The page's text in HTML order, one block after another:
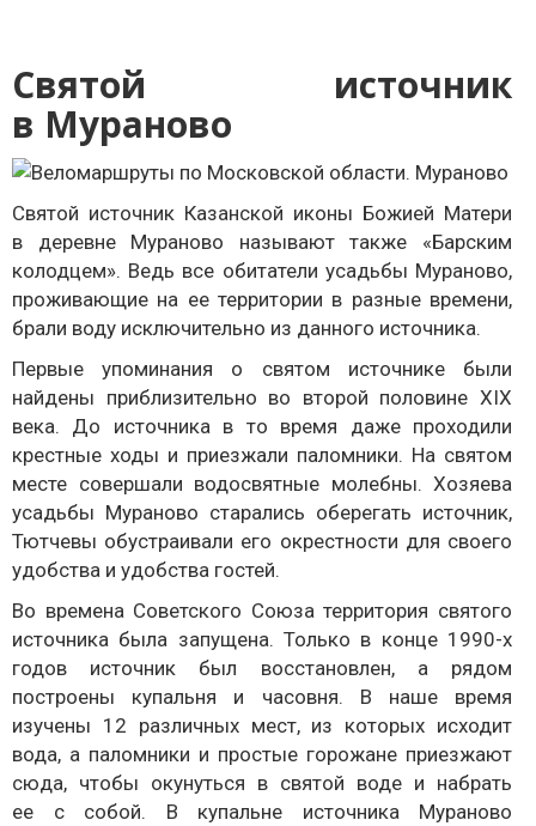
Святой источник
в Мураново
Святой источник Казанской иконы Божией Матери
в деревне Мураново называют также «Барским
колодцем». Ведь все обитатели усадьбы Мураново,
проживающие на ее территории в разные времени,
брали воду исключительно из данного источника.
Первые упоминания о святом источнике были
найдены приблизительно во второй половине XIX
века. До источника в то время даже проходили
крестные ходы и приезжали паломники. На святом
месте совершали водосвятные молебны. Хозяева
усадьбы Мураново старались оберегать источник,
Тютчевы обустраивали его окрестности для своего
удобства и удобства гостей.
Во времена Советского Союза территория святого
источника была запущена. Только в конце 1990-х
годов источник был восстановлен, а рядом
построены купальня и часовня. В наше время
изучены 12 различных мест, из которых исходит
вода, а паломники и простые горожане приезжают
сюда, чтобы окунуться в святой воде и набрать
ее с собой. В купальне источника Мураново